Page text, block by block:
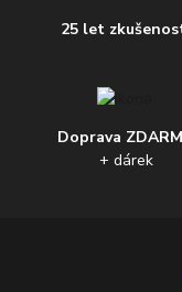
25 let
Doprava
+ dárek